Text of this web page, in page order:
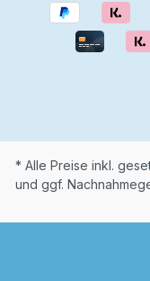
* Alle Preise inkl.
und ggf.